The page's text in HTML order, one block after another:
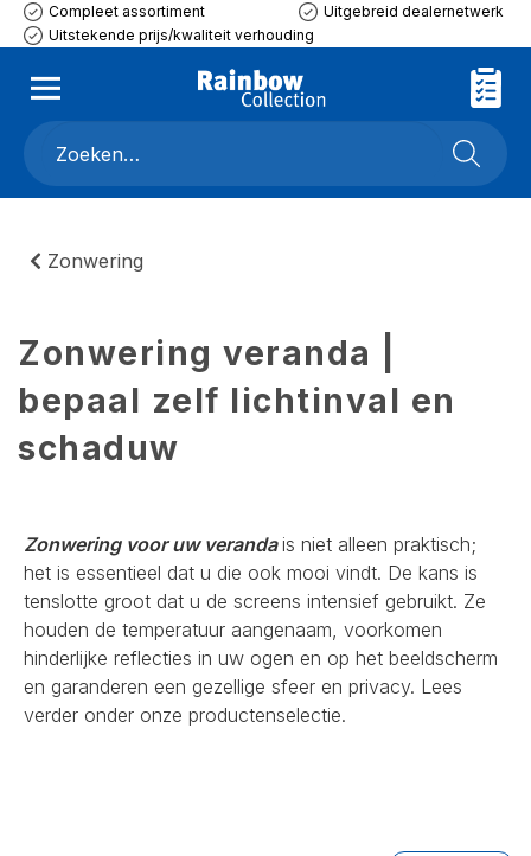
Compleet assortiment
Uitgebreid dealernetwerk
Uitstekende prijs/kwaliteit verhouding
Zonwering
Zonwering veranda |
bepaal zelf lichtinval en
schaduw
Zonwering voor uw verandais niet alleen praktisch;
het is essentieel dat u die ook mooi vindt. De kans is
tenslotte groot dat u de screens intensief gebruikt. Ze
houden de temperatuur aangenaam, voorkomen
hinderlijke reflecties in uw ogen en op het beeldscherm
en garanderen een gezellige sfeer en privacy. Lees
verder onder onze productenselectie.